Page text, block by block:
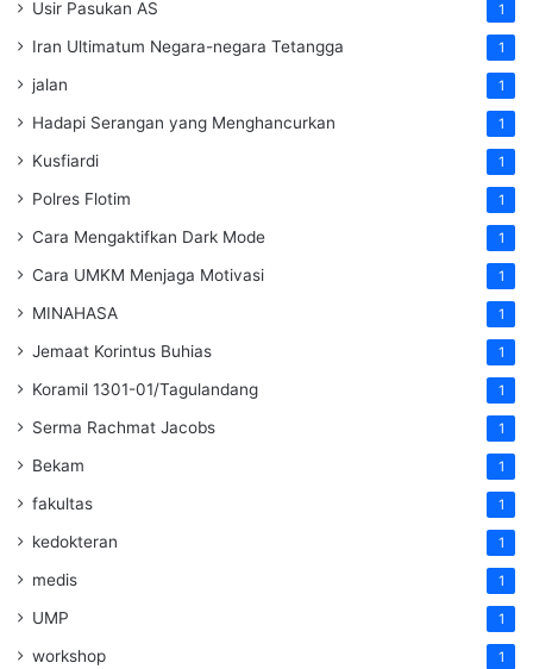
Usir Pasukan AS 1
Iran Ultimatum Negara-negara Tetangga 1
jalan 1
Hadapi Serangan yang Menghancurkan 1
Kusfiardi 1
Polres Flotim 1
Cara Mengaktifkan Dark Mode 1
Cara UMKM Menjaga Motivasi 1
MINAHASA 1
Jemaat Korintus Buhias 1
Koramil 1301-01/Tagulandang 1
Serma Rachmat Jacobs 1
Bekam 1
fakultas 1
kedokteran 1
medis 1
UMP 1
workshop 1